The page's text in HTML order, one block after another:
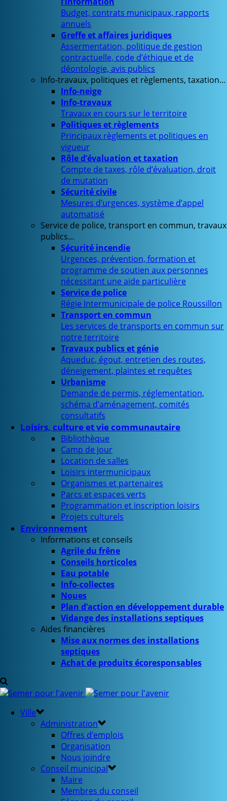
Budget, contrats municipaux, rapports
annuels
Greffe et affaires juridiques
Assermentation, politique de gestion
contractuelle, code d’éthique et de
déontologie, avis publics
Info-travaux, politiques et règlements, taxation…
Info-neige
Info-travaux
Travaux en cours sur le territoire
Politiques et règlements
Principaux règlements et politiques en
vigueur
Rôle d’évaluation et taxation
Compte de taxes, rôle d’évaluation, droit
de mutation
Sécurité civile
Mesures d’urgences, système d’appel
automatisé
Service de police, transport en commun, travaux
publics…
Sécurité incendie
Urgences, prévention, formation et
programme de soutien aux personnes
nécessitant une aide particulière
Service de police
Régie Intermunicipale de police Roussillon
Transport en commun
Les services de transports en commun sur
notre territoire
Travaux publics et génie
Aqueduc, égout, entretien des routes,
déneigement, plaintes et requêtes
Urbanisme
Demande de permis, réglementation,
schéma d’aménagement, comités
consultatifs
Loisirs, culture et vie communautaire
Bibliothèque
Camp de jour
Location de salles
Loisirs intermunicipaux
Organismes et partenaires
Parcs et espaces verts
Programmation et inscription loisirs
Projets culturels
Environnement
Informations et conseils
Agrile du frêne
Conseils horticoles
Eau potable
Info-collectes
Noues
Plan d’action en développement durable
Vidange des installations septiques
Aides financières
Mise aux normes des installations
septiques
Achat de produits écoresponsables
Ville
Administration
Offres d’emplois
Organisation
Nous joindre
Conseil municipal
Maire
Membres du conseil